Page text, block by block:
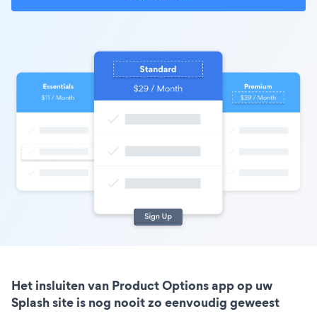
Het insluiten van Product Options app op uw
Splash site is nog nooit zo eenvoudig geweest